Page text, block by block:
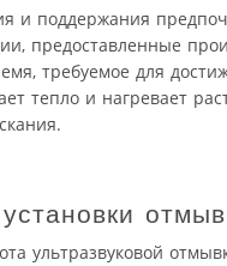
и поддержания
предоставленные
требуемое для
тепло и нагревает
ультразвуковой